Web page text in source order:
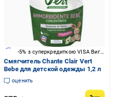
-5% з суперкредиткою VISA Вигода
Смягчитель Chante Clair Vert
Bebe для детской одежды 1,2 л
оценить